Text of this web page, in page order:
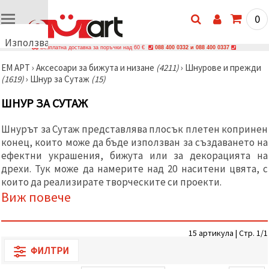
Използваме
🍪
Използваме
и подобни
технологии,
осигурим
правилната
работа на
сайта, да
подобрим
твоето
изживяване
и, с твое
показваме
0
Безплатна доставка за поръчки над 60 € 088 400 0332 и 088 400 0337
ЕМ АРТ › Аксесоари за бижута и низане (4211)› Шнурове и прежди
(1619)› Шнур за Сутаж (15)
ШНУР ЗА СУТАЖ
Шнурът за Сутаж представлява плосък плетен копринен
конец, които може да бъде използван за създаването на
ефектни украшения, бижута или за декорацията на
дрехи. Тук може да намерите над 20 наситени цвята, с
които да реализирате творческите си проекти.
Виж повече
15 артикула | Стр. 1/1
ФИЛТРИ